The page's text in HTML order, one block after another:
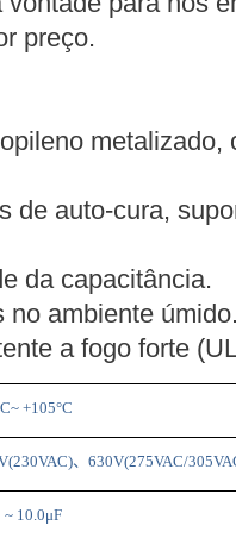
preço.
metalizado,
de auto-cura,
da capacitância.
no ambiente
a fogo forte
+105°C
、 630V(275VAC/
~ 10.0μF